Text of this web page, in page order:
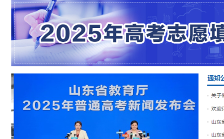
是外省考生，毕业学校不在列表中，请联系报名所在地区县教
育考试机构(招考办)。
5、就读学校
只有应届生填写，往届生不填写。
6、高中阶段学籍号栏
学籍号将会与教育主管部门的学籍库进行自动比对，请考生按
自己的学籍号依次从左往右进行录入，凡应届普通高中、中职
学校毕业生和1994年后普通高中、中职学校毕业的往届生必须
准确填写学籍号。其它很特殊的情况，在报名所在地区县教育